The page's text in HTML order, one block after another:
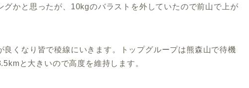
グかと思ったが、10kgのバラストを外していたので前山で上が
良くなり皆で稜線にいきます。トップグループは熊森山で待機
と大きいので高度を維持します。